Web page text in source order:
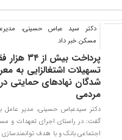
دکتر سید عباس حسینی،
مسکن خبر داد
پرداخت بیش از ۳۴
تسهیلات اشتغالزایی به
شدگان نهادهای حمایتی
مردمی
دکتر سیدعباس حسینی، مدیر
گفت: در راستای اجرای تعهدات و
اجتماعی بانک و با هدف